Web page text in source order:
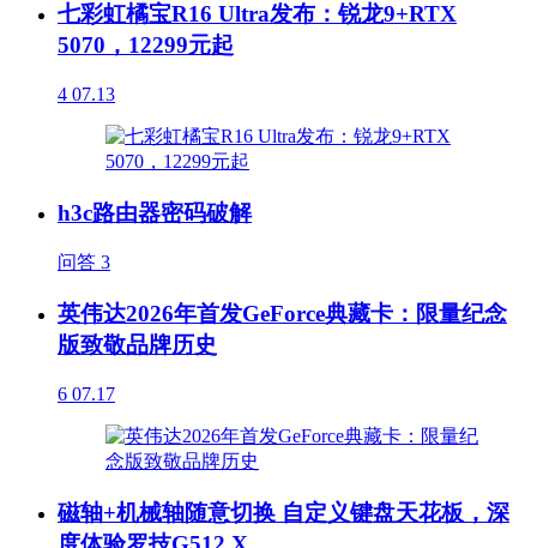
七彩虹橘宝R16 Ultra发布：锐龙9+RTX
5070，12299元起
4 07.13
h3c路由器密码破解
问答 3
英伟达2026年首发GeForce典藏卡：限量纪念
版致敬品牌历史
6 07.17
磁轴+机械轴随意切换 自定义键盘天花板，深